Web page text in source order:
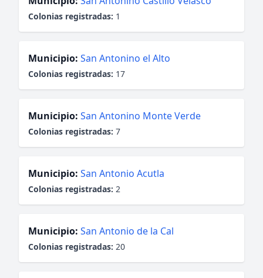
Colonias registradas: 1
Municipio: San Antonino el Alto
Colonias registradas: 17
Municipio: San Antonino Monte Verde
Colonias registradas: 7
Municipio: San Antonio Acutla
Colonias registradas: 2
Municipio: San Antonio de la Cal
Colonias registradas: 20